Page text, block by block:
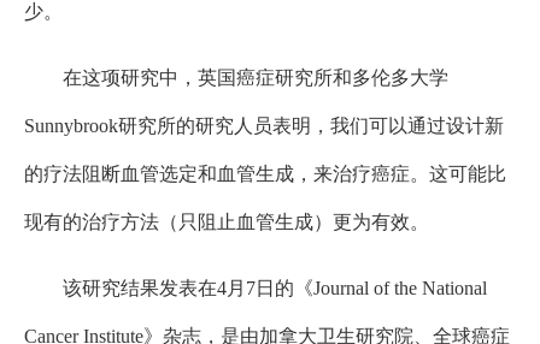
少。
在这项研究中，英国癌症研究所和多伦多大学
Sunnybrook研究所的研究人员表明，我们可以通过设计新
的疗法阻断血管选定和血管生成，来治疗癌症。这可能比
现有的治疗方法（只阻止血管生成）更为有效。
该研究结果发表在4月7日的《Journal of the National
Cancer Institute》杂志，是由加拿大卫生研究院、全球癌症